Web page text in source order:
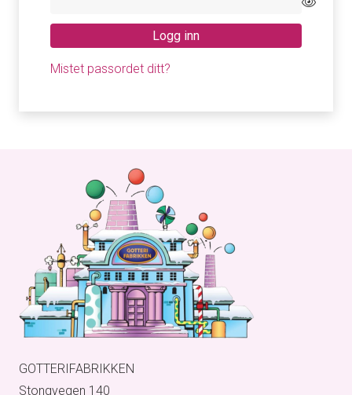
Logg inn
Mistet passordet ditt?
GOTTERIFABRIKKEN
Stongvegen 140